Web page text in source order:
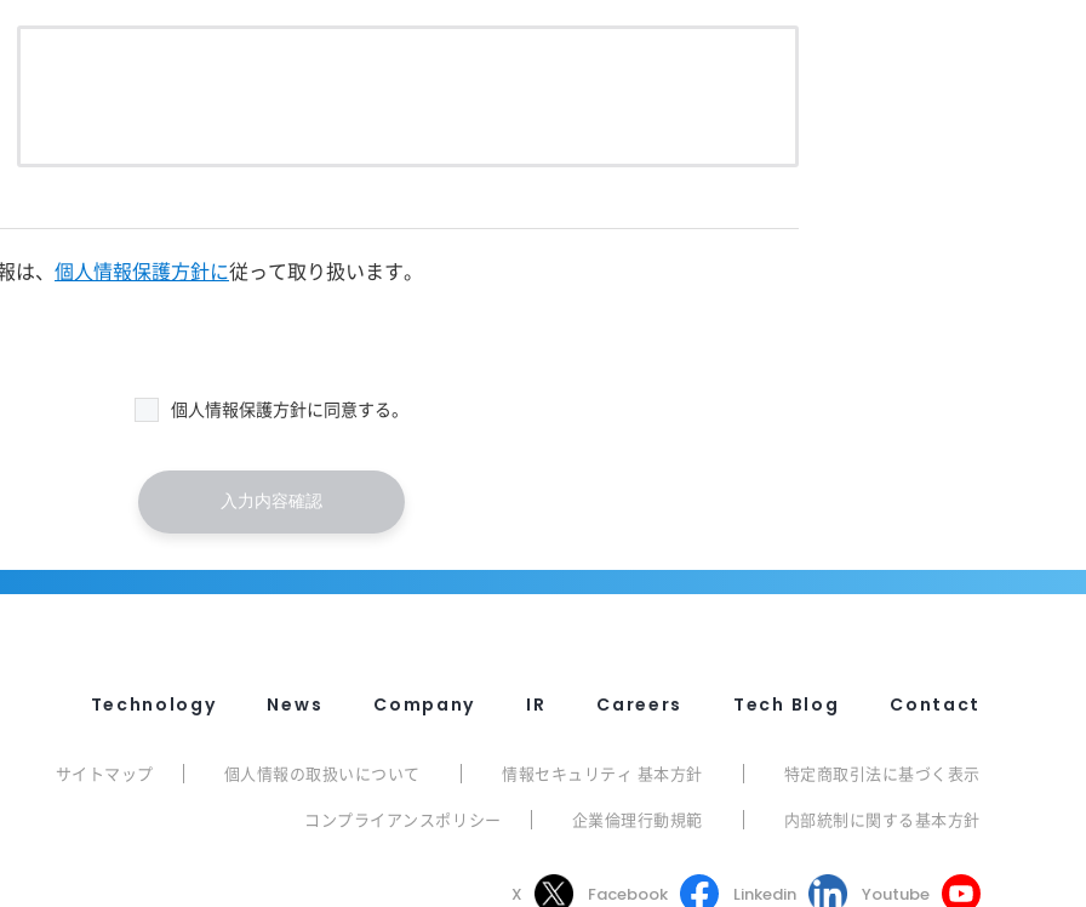
、 個人情報保護方針に従って取り扱います。
個人情報保護方針に同意する。
Technology News Company IR Careers Tech Blog Contact
サイトマップ 個人情報の取扱いについて 情報セキュリティ 基本方針
特定商取引法に基づく表示
コンプライアンスポリシー
企業倫理行動規範 内部統制に関する基本方針
X Facebook Linkedin Youtube